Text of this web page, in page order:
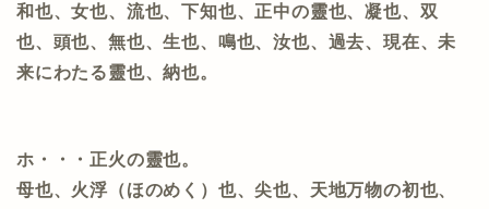
和也、女也、流也、下知也、正中の靈也、凝也、双
也、頭也、無也、生也、鳴也、汝也、過去、現在、未
来にわたる靈也、納也。
ホ・・・正火の靈也。
母也、火浮（ほのめく）也、尖也、天地万物の初也、